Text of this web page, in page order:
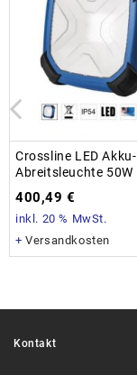
Crossline LED Akku-
Abreitsleuchte 50W
400,49€
inkl. 20 % MwSt.
+Versandkosten
Kontakt